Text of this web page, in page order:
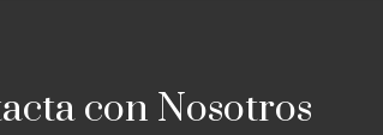
con Nosotros